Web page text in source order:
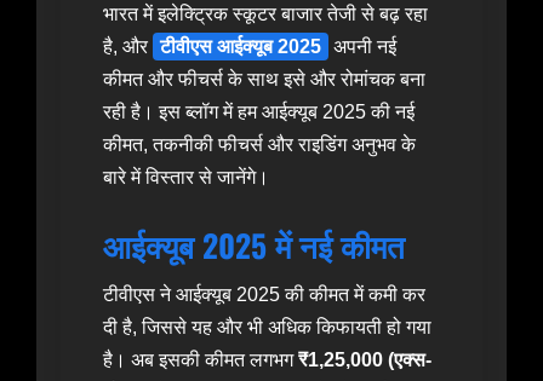
भारत में इलेक्ट्रिक स्कूटर बाजार तेजी से बढ़ रहा
है, और टीवीएस आईक्यूब 2025 अपनी नई
कीमत और फीचर्स के साथ इसे और रोमांचक बना
रही है। इस ब्लॉग में हम आईक्यूब 2025 की नई
कीमत, तकनीकी फीचर्स और राइडिंग अनुभव के
बारे में विस्तार से जानेंगे।
आईक्यूब 2025 में नई कीमत
टीवीएस ने आईक्यूब 2025 की कीमत में कमी कर
दी है, जिससे यह और भी अधिक किफायती हो गया
है। अब इसकी कीमत लगभग₹1,25,000 (एक्स-